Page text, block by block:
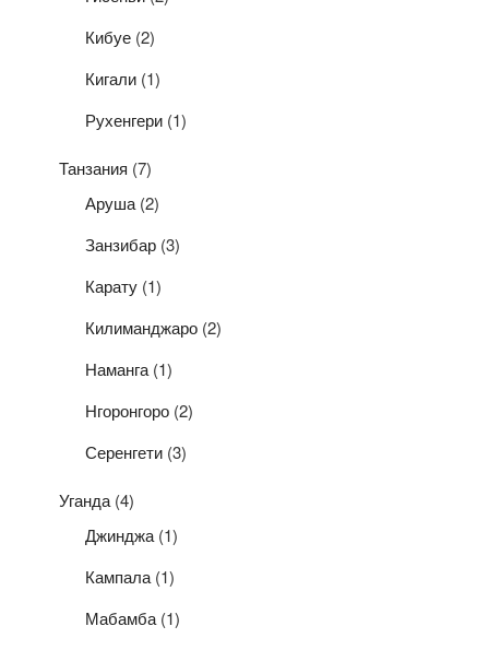
Кибуе (2)
Кигали (1)
Рухенгери (1)
Танзания (7)
Аруша (2)
Занзибар (3)
Карату (1)
Килиманджаро (2)
Наманга (1)
Нгоронгоро (2)
Серенгети (3)
Уганда(4)
Джинджа (1)
Кампала (1)
Мабамба (1)